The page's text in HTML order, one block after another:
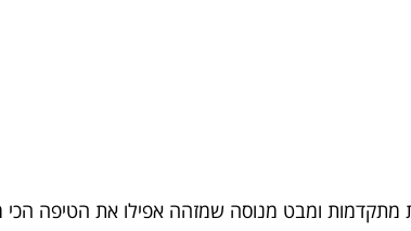
מתקדמות ומבט מנוסה שמזהה אפילו את הטיפה